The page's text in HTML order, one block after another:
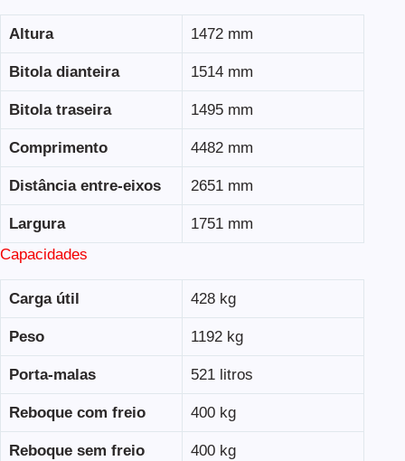
Altura 1472 mm
Bitola dianteira 1514 mm
Bitola traseira 1495 mm
Comprimento 4482 mm
Distância entre-eixos 2651 mm
Largura
1751 mm
Capacidades
Carga útil 428 kg
Peso 1192 kg
Porta-malas 521 litros
Reboque com freio 400 kg
Reboque sem freio 400 kg